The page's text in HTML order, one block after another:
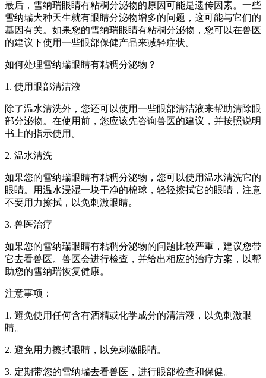
最后，雪纳瑞眼睛有粘稠分泌物的原因可能是遗传因素。一些
雪纳瑞犬种天生就有眼睛分泌物增多的问题，这可能与它们的
基因有关。如果您的雪纳瑞眼睛有粘稠分泌物，您可以在兽医
的建议下使用一些眼部保健产品来减轻症状。
如何处理雪纳瑞眼睛有粘稠分泌物？
1. 使用眼部清洁液
除了温水清洗外，您还可以使用一些眼部清洁液来帮助清除眼
部分泌物。在使用前，您应该先咨询兽医的建议，并按照说明
书上的指示使用。
2. 温水清洗
如果您的雪纳瑞眼睛有粘稠分泌物，您可以使用温水清洗它的
眼睛。用温水浸湿一块干净的棉球，轻轻擦拭它的眼睛，注意
不要用力擦拭，以免刺激眼睛。
3. 兽医治疗
如果您的雪纳瑞眼睛有粘稠分泌物的问题比较严重，建议您带
它去看兽医。兽医会进行检查，并给出相应的治疗方案，以帮
助您的雪纳瑞恢复健康。
注意事项：
1. 避免使用任何含有酒精或化学成分的清洁液，以免刺激眼
睛。
2. 避免用力擦拭眼睛，以免刺激眼睛。
3. 定期带您的雪纳瑞去看兽医，进行眼部检查和保健。